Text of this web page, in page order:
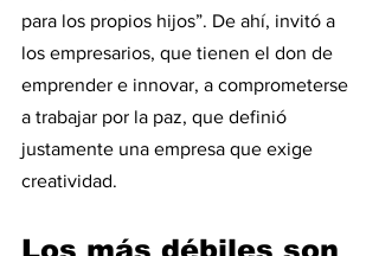
para los propios hijos”. De ahí, invitó a
los empresarios, que tienen el don de
emprender e innovar, a comprometerse
a trabajar por la paz, que definió
justamente una empresa que exige
creatividad.
Los más débiles son